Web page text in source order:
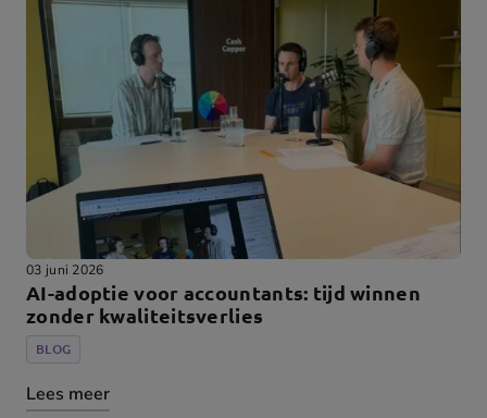
03 juni 2026
AI-adoptie voor accountants: tijd winnen
zonder kwaliteitsverlies
BLOG
Lees meer